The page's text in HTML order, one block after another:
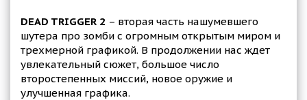
DEAD TRIGGER 2 – вторая часть нашумевшего
шутера про зомби с огромным открытым миром и
трехмерной графикой. В продолжении нас ждет
увлекательный сюжет, большое число
второстепенных миссий, новое оружие и
улучшенная графика.